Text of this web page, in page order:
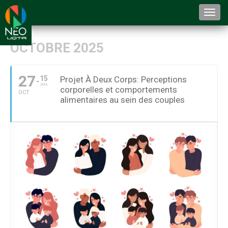
OCTOBRE 2025
27
OCT
15
JUIL
Projet À Deux Corps: Perceptions
corporelles et comportements
alimentaires au sein des couples